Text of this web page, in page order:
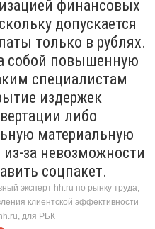
финансовых
допускается
только в рублях.
собой повышенную
специалистам
издержек
либо
материальную
за невозможности
соцпакет.
эксперт hh.ru по рынку труда,
клиентской эффективности
для РБК